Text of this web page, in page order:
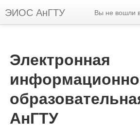
ЭИОС АнГТУ Вы не вошли
Электронная
АнГТУ